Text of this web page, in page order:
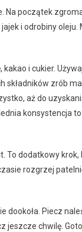
Na początek
i odrobiny
kakao i cukier.
zrób
aż do
konsystencja
To dodatkowy krok,
rozgrzej
dookoła. Piecz
jeszcze chwilę.